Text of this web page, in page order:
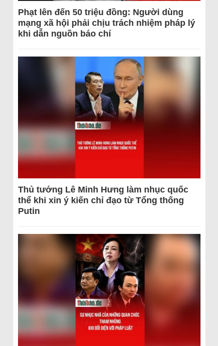
Phạt lên đến 50 triệu đồng: Người dùng
mạng xã hội phải chịu trách nhiệm pháp lý
khi dẫn nguồn báo chí
Thủ tướng Lê Minh Hưng làm nhục quốc
thể khi xin ý kiến chỉ đạo từ Tổng thống
Putin